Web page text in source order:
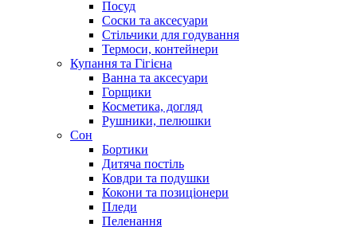
Посуд
Соски та аксесуари
Стільчики для годування
Термоси, контейнери
Купання та Гігієна
Ванна та аксесуари
Горщики
Косметика, догляд
Рушники, пелюшки
Сон
Бортики
Дитяча постіль
Ковдри та подушки
Кокони та позиціонери
Пледи
Пеленання